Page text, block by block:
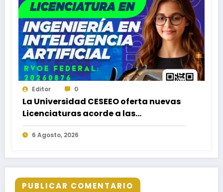
Editor 0
La Universidad CESEEO oferta nuevas
Licenciaturas acorde a las
necesidades educativas de los
egresados de escuelas del nivel medio
6 Agosto, 2026
PUBLICAR COMENTARIO